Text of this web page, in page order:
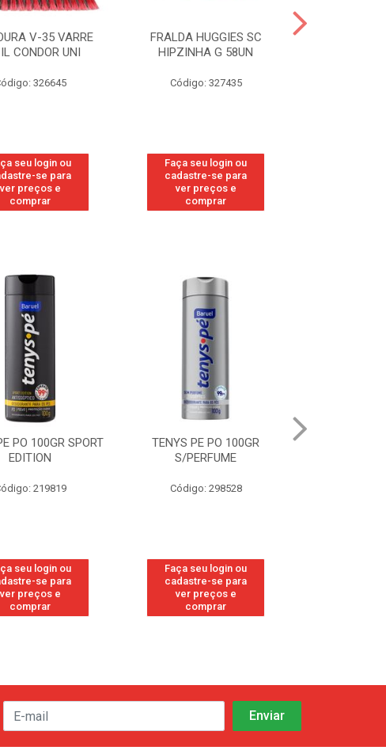
V-35 VARRE
CONDOR UNI
326645
seu login ou
se para
ver preços e
comprar
FRALDA HUGGIES SC
HIPZINHA G 58UN
Código: 327435
Faça seu login ou
cadastre-se para
ver preços e
comprar
PE PO 100GR
S/PERFUME
298528
seu login ou
se para
ver preços e
comprar
TENYS PE PO 100GR MENTA
FRESH
Código: 113
Faça seu login ou
cadastre-se para
ver preços e
comprar